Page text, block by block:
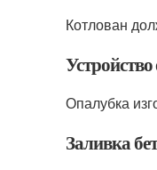
Котлован
Опалубка
Заливка